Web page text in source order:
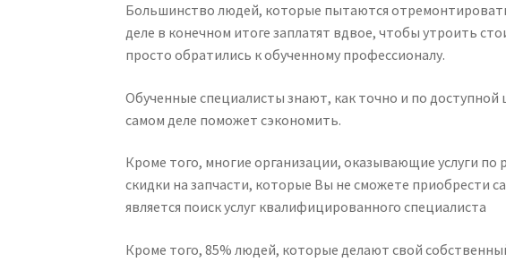
Большинство людей, которые пытаются
деле в конечном итоге заплатят вдвое, чтобы утроить
просто обратились к обученному профессионалу.
Обученные специалисты знают, как точно и по
самом деле поможет сэкономить.
Кроме того, многие организации, оказывающие услуги
скидки на запчасти, которые Вы не сможете приобрести
является поиск услуг квалифицированного специалиста
Кроме того, 85% людей, которые делают свой